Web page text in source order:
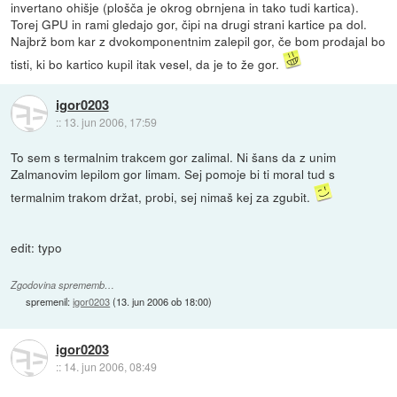
invertano ohišje (plošča je okrog obrnjena in tako tudi kartica).
Torej GPU in rami gledajo gor, čipi na drugi strani kartice pa dol.
Najbrž bom kar z dvokomponentnim zalepil gor, če bom prodajal bo
tisti, ki bo kartico kupil itak vesel, da je to že gor.
igor0203
:: 13. jun 2006, 17:59
To sem s termalnim trakcem gor zalimal. Ni šans da z unim
Zalmanovim lepilom gor limam. Sej pomoje bi ti moral tud s
termalnim trakom držat, probi, sej nimaš kej za zgubit.
edit: typo
Zgodovina sprememb…
spremenil:igor0203(13. jun 2006 ob 18:00)
igor0203
:: 14. jun 2006, 08:49